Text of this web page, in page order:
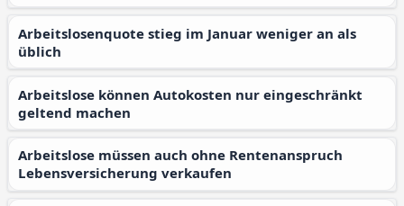
Arbeitslosenquote stieg im Januar weniger an als
üblich
Arbeitslose können Autokosten nur eingeschränkt
geltend machen
Arbeitslose müssen auch ohne Rentenanspruch
Lebensversicherung verkaufen